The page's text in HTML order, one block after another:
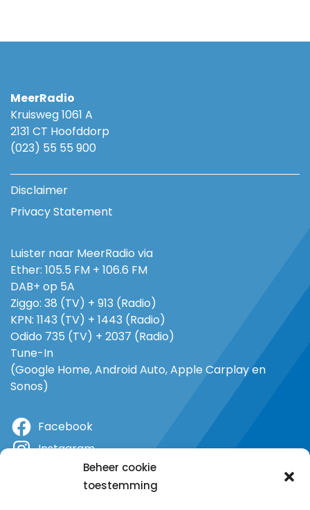
Beheer cookie
toestemming
MeerRadio
Kruisweg 1061 A
2131 CT Hoofddorp
(023) 55 55 900
Disclaimer
Privacy Statement
Luister naar MeerRadio via
Ether: 105.5 FM + 106.6 FM
DAB+ op 5A
Ziggo: 38 (TV) + 913 (Radio)
KPN: 1143 (TV) + 1443 (Radio)
Odido 735 (TV) + 2037 (Radio)
Tune-In
(Google Home, Android Auto, Apple Carplay en
Sonos)
Facebook
Instagram
YouTube